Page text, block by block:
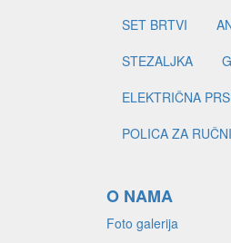
SET BRTVI
STEZALJKA
ELEKTRIČNA
POLICA ZA
O NAMA
Foto galerija